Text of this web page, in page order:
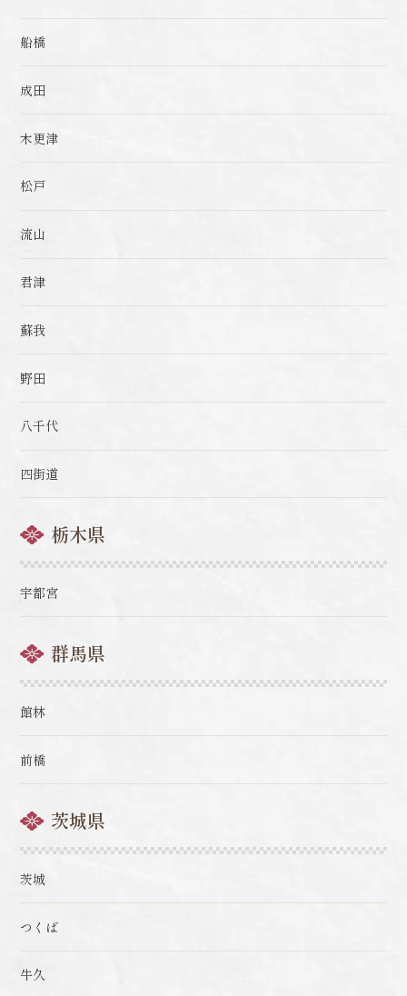
船橋
成田
木更津
松戸
流山
君津
蘇我
野田
八千代
四街道
栃木県
宇都宮
群馬県
館林
前橋
茨城県
茨城
つくば
牛久